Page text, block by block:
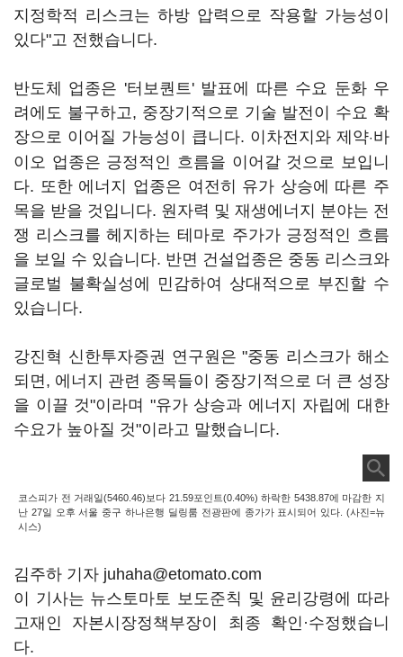
지정학적 리스크는 하방 압력으로 작용할 가능성이
있다"고 전했습니다.
반도체 업종은 '터보퀀트' 발표에 따른 수요 둔화 우
려에도 불구하고, 중장기적으로 기술 발전이 수요 확
장으로 이어질 가능성이 큽니다. 이차전지와 제약·바
이오 업종은 긍정적인 흐름을 이어갈 것으로 보입니
다. 또한 에너지 업종은 여전히 유가 상승에 따른 주
목을 받을 것입니다. 원자력 및 재생에너지 분야는 전
쟁 리스크를 헤지하는 테마로 주가가 긍정적인 흐름
을 보일 수 있습니다. 반면 건설업종은 중동 리스크와
글로벌 불확실성에 민감하여 상대적으로 부진할 수
있습니다.
강진혁 신한투자증권 연구원은 "중동 리스크가 해소
되면, 에너지 관련 종목들이 중장기적으로 더 큰 성장
을 이끌 것"이라며 "유가 상승과 에너지 자립에 대한
수요가 높아질 것"이라고 말했습니다.
코스피가 전 거래일(5460.46)보다 21.59포인트(0.40%) 하락한 5438.87에 마감한 지
난 27일 오후 서울 중구 하나은행 딜링룸 전광판에 종가가 표시되어 있다. (사진=뉴
시스)
김주하 기자 juhaha@etomato.com
이 기사는 뉴스토마토 보도준칙 및 윤리강령에 따라
고재인 자본시장정책부장이 최종 확인·수정했습니
다.